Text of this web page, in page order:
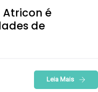
Atricon é
de
Leia Mais